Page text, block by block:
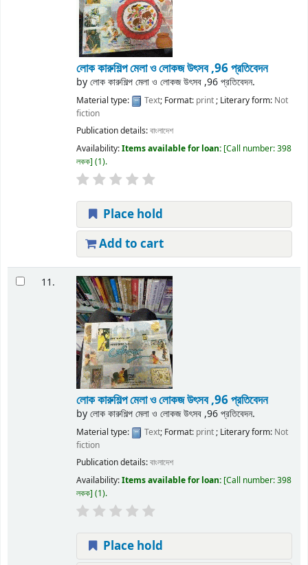
লোক কারুশিল্প মেলা ও লোকজ উৎসব ,96 প্রতিবেদন
byলোক কারুশিল্প মেলা ও লোকজ উৎসব ,96 প্রতিবেদন.
Material type: Text; Format: print; Literary form: Not
fiction
Publication details:বাংলাদেশ
Availability:Items available for loan: Call number:398
লকক (1).
Place hold
Add to cart
11.
লোক কারুশিল্প মেলা ও লোকজ উৎসব ,96 প্রতিবেদন
byলোক কারুশিল্প মেলা ও লোকজ উৎসব ,96 প্রতিবেদন.
Material type: Text; Format: print; Literary form: Not
fiction
Publication details:বাংলাদেশ
Availability:Items available for loan: Call number:398
লকক (1).
Place hold